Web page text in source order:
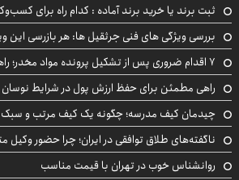
ثبت برند یا خرید برند آماده : کدام راه برای
بررسی ویژگی های فنی جرثقیل ها: هر بازرسی این
۷ اقدام ضروری پس از تشکیل پرونده مواد مخدر؛ راهنمای خانواده‌ها
راهی مطمئن برای حفظ ارزش پول در شرایط نوسان
چیدمان کیف مدرسه؛ چگونه یک کیف مرتب و سبک
ناگفته‌های طلاق توافقی در ایران؛ چرا حضور
روانشناس خوب در تهران با قیمت مناسب